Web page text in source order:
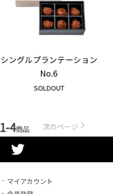
シングルプランテーション
No.6
SOLDOUT
1-4商品 次のページ
マイアカウント